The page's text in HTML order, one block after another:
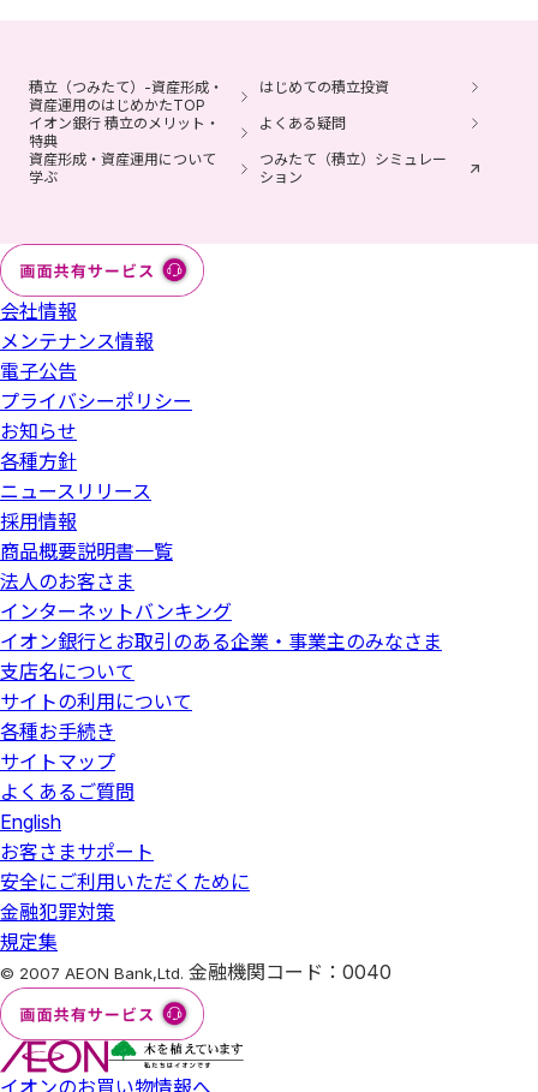
した方は、6カ月以内にお手続きください。
イオン銀行iDeCoは、みずほ銀行の委託によりイオン銀行
が取扱う、個人型確定拠出年金プランです。
投資信託の分配金の再投資買付けは非課税投資枠を使用し
ます。超過する場合は分配金受取りまたは課税口座での再
投資となります（2023年までのNISAと2024年以降のNISA
で取扱いが異なります）。
2024年以降のNISAにおいては、年間投資枠（つみたて投資
枠120万円／成長投資枠240万円）と非課税保有限度額（成
長投資枠・つみたて投資枠合わせて1,800万円／うち成長投
資枠1,200万円）の範囲内で購入した上場株式等から生じる
配当所得や譲渡所得等が非課税となります。NISA口座内の
上場株式等を売却した場合は、その翌年以降の年間投資枠
の範囲内で非課税枠を再利用できます。
NISA口座で発生した損失は、特定口座・一般口座で保有す
る商品の譲渡益や配当金等と損益通算できず、また繰越控
除もできません。
NISA口座の重複開設であることが判明した場合、そのNISA
口座で買付けた上場株式等は当初から課税口座で買付けた
ものとして取扱われ、買付けた上場株式等から生じる配当
所得および譲渡所得等については、遡及して課税されま
す。
税務署審査結果を受領するまでの間に支払われる投資信託
の分配金については、分配金再投資コースで投資信託を購
入いただいた場合でも再投資されず、分配金受取りとなり
ます。
非課税口座（未成年者口座）内上場株式等払出通知書、つ
みたて投資枠で買付けた信託報酬等実額通知書は、原則電
子交付サービスでのご提供となります。
（2026年3月31日現在）
商号等：株式会社イオン銀行
登録金融機関 関東財務局長（登
積立（つみたて）-資産形成・
資産運用のはじめかたTOP
はじめての積立投資
イオン銀行 積立のメリット・
特典
よくある疑問
資産形成・資産運用について
学ぶ
つみたて（積立）シミュレー
ション
会社情報
メンテナンス情報
電子公告
プライバシーポリシー
お知らせ
各種方針
ニュースリリース
採用情報
商品概要説明書一覧
法人のお客さま
インターネットバンキング
イオン銀行とお取引のある企業・事業主のみなさま
支店名について
サイトの利用について
各種お手続き
サイトマップ
よくあるご質問
English
お客さまサポート
安全にご利用いただくために
金融犯罪対策
規定集
© 2007 AEON Bank,Ltd. 金融機関コード：0040
イオンのお買い物情報へ